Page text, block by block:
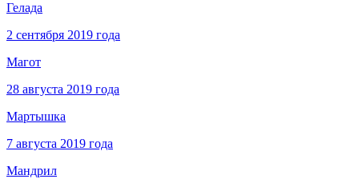
Гелада
2 сентября 2019 года
Магот
28 августа 2019 года
Мартышка
7 августа 2019 года
Мандрил